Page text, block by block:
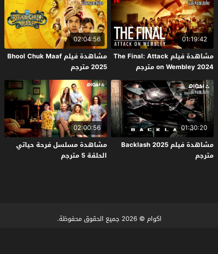
01:19:42
مشاهدة فيلم The Final: Attack
on Wembley 2024 مترجم
02:04:56
مشاهدة فيلم Bhool Chuk Maaf
2025 مترجم
01:30:20
مشاهدة فيلم Backlash 2025
مترجم
02:00:56
مشاهدة مسلسل فرحة حياتي
الحلقة 5 مترجم
اكوام © 2026 جميع الحقوق محفوظة.